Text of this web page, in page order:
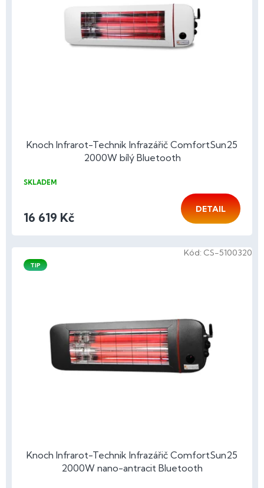
Knoch Infrarot-Technik Infrazářič ComfortSun25
2000W bílý Bluetooth
SKLADEM
16 619 Kč
DETAIL
TIP
Knoch Infrarot-Technik Infrazářič ComfortSun25
2000W nano-antracit Bluetooth
Kód: CS-5100320